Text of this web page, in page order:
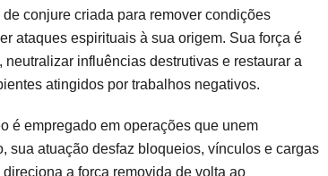
conjure criada para remover condições
ataques espirituais à sua origem. Sua força é
influências destrutivas e restaurar a
atingidos por trabalhos negativos.
é empregado em operações que unem
sua atuação desfaz bloqueios, vínculos e cargas
a força removida de volta ao